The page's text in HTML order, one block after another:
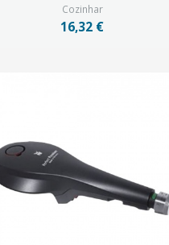
Cozinhar
16,32 €